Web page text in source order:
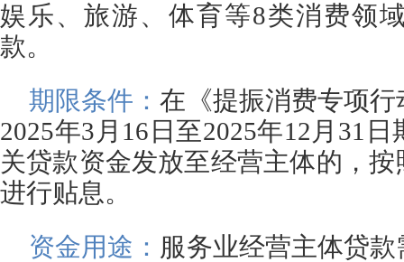
娱乐、旅游、体育等8类消费领
款。
期限条件：在《提振消费专项
2025年3月16日至2025年12月31
关贷款资金发放至经营主体的，
进行贴息。
资金用途： 服务业经营主体贷